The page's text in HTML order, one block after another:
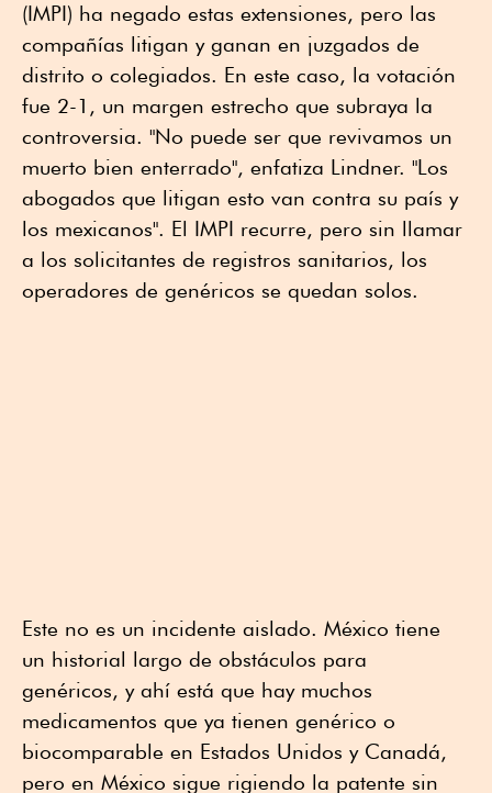
(IMPI) ha negado estas extensiones, pero las
compañías litigan y ganan en juzgados de
distrito o colegiados. En este caso, la votación
fue 2-1, un margen estrecho que subraya la
controversia. "No puede ser que revivamos un
muerto bien enterrado", enfatiza Lindner. "Los
abogados que litigan esto van contra su país y
los mexicanos". El IMPI recurre, pero sin llamar
a los solicitantes de registros sanitarios, los
operadores de genéricos se quedan solos.
Este no es un incidente aislado. México tiene
un historial largo de obstáculos para
genéricos, y ahí está que hay muchos
medicamentos que ya tienen genérico o
biocomparable en Estados Unidos y Canadá,
pero en México sigue rigiendo la patente sin